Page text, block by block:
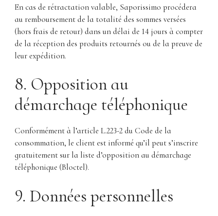
En cas de rétractation valable, Saporissimo procédera
au remboursement de la totalité des sommes versées
(hors frais de retour) dans un délai de 14 jours à compter
de la réception des produits retournés ou de la preuve de
leur expédition.
8. Opposition au
démarchage téléphonique
Conformément à l’article L.223-2 du Code de la
consommation, le client est informé qu’il peut s’inscrire
gratuitement sur la liste d’opposition au démarchage
téléphonique (Bloctel).
9. Données personnelles